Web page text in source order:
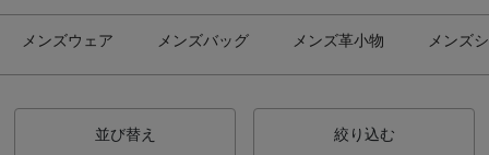
メンズウェア メンズバッグ メンズ革小物 メンズ
並び替え 絞り込む